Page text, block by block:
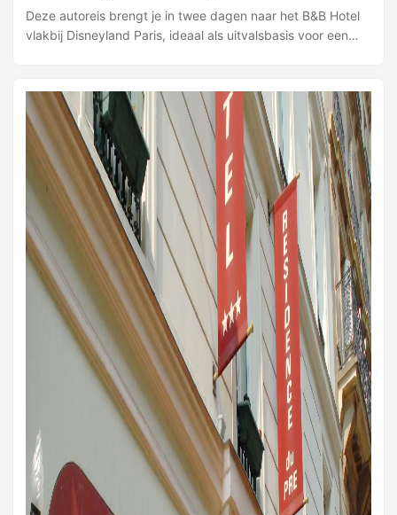
Deze autoreis brengt je in twee dagen naar het B&B Hotel
vlakbij Disneyland Paris, ideaal als uitvalsbasis voor een
shuttlebus tussen hotel en parken (van 08.00 tot 23.59
uur, elke 20 minuten; in de middag om de 40 minuten). Het
hotel is ruim opgezet en modern ingericht. Vanuit het
restaurant heb je uitzicht over het meer. Alle
basisfaciliteiten zijn aanwezig, waaronder een restaurant
met bar, lounge, liften en gratis Wi‑Fi. Ontbijt wordt in
buffetvorm geserveerd. ...